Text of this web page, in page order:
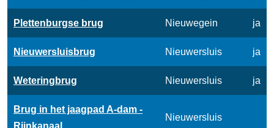
Plettenburgse brug Nieuwegein ja
Nieuwersluisbrug Nieuwersluis ja
Weteringbrug Nieuwersluis ja
Brug in het jaagpad A-dam -
Rijnkanaal
Nieuwersluis